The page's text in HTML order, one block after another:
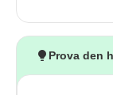
Prova den